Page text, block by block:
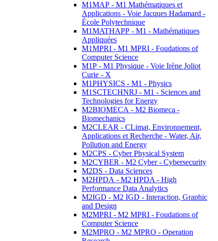
M1MAP - M1 Mathématiques et
Applications - Voie Jacques Hadamard -
École Polytechnique
M1MATHAPP - M1 - Mathématiques
Appliquées
M1MPRI - M1 MPRI - Foudations of
Computer Science
M1P - M1 Physique - Voie Irène Joliot
Curie - X
M1PHYSICS - M1 - Physics
M1SCTECHNRJ - M1 - Sciences and
Technologies for Energy
M2BIOMECA - M2 Biomeca -
Biomechanics
M2CLEAR - CLimat, Environnement,
Applications et Recherche - Water, Air,
Pollution and Energy
M2CPS - Cyber Physical System
M2CYBER - M2 Cyber - Cybersecurity
M2DS - Data Sciences
M2HPDA - M2 HPDA - High
Performance Data Analytics
M2IGD - M2 IGD - Interaction, Graphic
and Design
M2MPRI - M2 MPRI - Foudations of
Computer Science
M2MPRO - M2 MPRO - Operation